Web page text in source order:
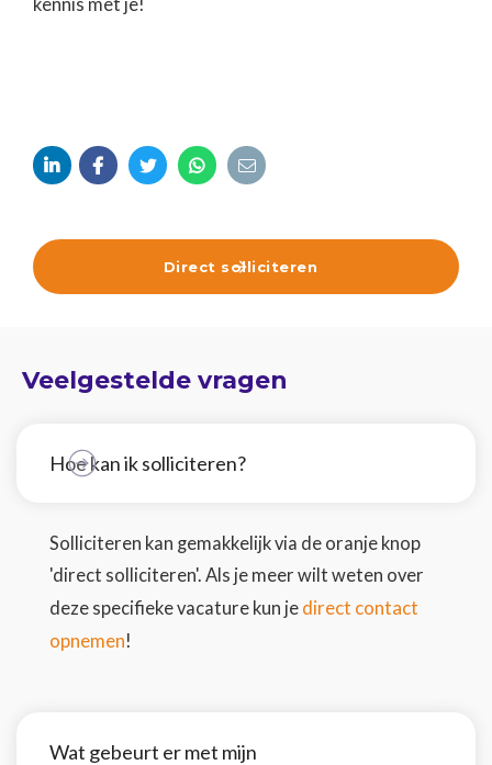
kennis met je!
    
Direct solliciteren

Veelgestelde vragen
Hoe kan ik solliciteren?
Solliciteren kan gemakkelijk via de oranje knop
'direct solliciteren'. Als je meer wilt weten over
deze specifieke vacature kun je direct contact
opnemen!
Wat gebeurt er met mijn